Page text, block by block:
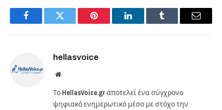
FacebookTwitter Pinterest LinkedInTumblr Email
hellasvoice
Website
Το HellasVoice.grαποτελεί ένα σύγχρονο
ψηφιακό ενημερωτικό μέσο με στόχο την